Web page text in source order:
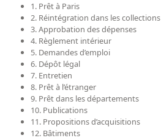
1. Prêt à Paris
2. Réintégration dans les collections
3. Approbation des dépenses
4. Règlement intérieur
5. Demandes d’emploi
6. Dépôt légal
7. Entretien
8. Prêt à l’étranger
9. Prêt dans les départements
10. Publications
11. Propositions d’acquisitions
12. Bâtiments